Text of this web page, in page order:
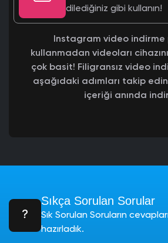
dilediğiniz gibi kullanın!
Instagram video indirme
kullanmadan videoları
çok basit! Filigransız video
aşağıdaki adımları takip
içeriği anında
Sıkça Sorulan Sorular
Sık Sorulan Soruların
hazırladık.